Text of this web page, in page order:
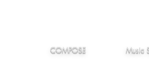
COMPOSE Music